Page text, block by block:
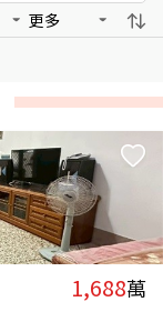
更多
1,688萬